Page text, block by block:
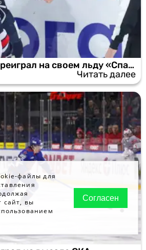
файлы для
сайт, вы
Согласен
«Металлург» переиграл на своем льду «Спартак»
Читать далее